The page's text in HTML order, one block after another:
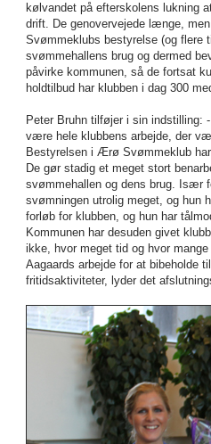
kølvandet på efterskolens lukning
drift. De genovervejede længe,
Svømmeklubs bestyrelse (og flere
svømmehallens brug og dermed
påvirke kommunen, så de fortsat
holdtilbud har klubben i dag 300
Peter Bruhn tilføjer i sin indstilling:
være hele klubbens arbejde, der
Bestyrelsen i Ærø Svømmeklub
De gør stadig et meget stort
svømmehallen og dens brug. Især
svømningen utrolig meget, og hun
forløb for klubben, og hun har
Kommunen har desuden givet
ikke, hvor meget tid og hvor
Aagaards arbejde for at bibeholde
fritidsaktiviteter, lyder det